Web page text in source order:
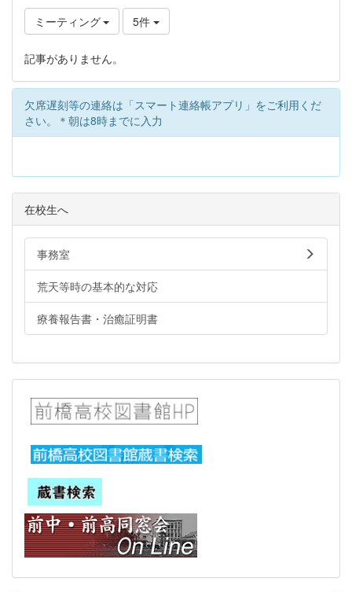
ミーティング 5件
記事がありません。
欠席遅刻等の連絡は「スマート連絡帳アプリ」をご利用くだ
さい。＊朝は8時までに入力
在校生へ
事務室
荒天等時の基本的な対応
療養報告書・治癒証明書